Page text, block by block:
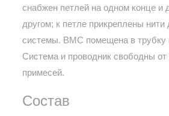
снабжен петлей на одном конце и
другом; к петле прикреплены нити
системы. ВМС помещена в трубку
Система и проводник свободны
примесей.
Состав